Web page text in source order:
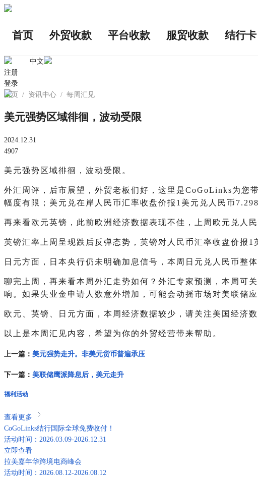
首页 外贸收款 平台收款 服贸收款 结行卡
中文
注册
登录
首页
/ 资讯中心 / 每周汇见
美元强势区域徘徊，波动受限
2024.12.31
4907
美元强势区域徘徊，波动受限。
外汇周评，后市展望，外贸老板们好，这里是CoGoLinks为您
幅度有限；美元兑在岸人民币汇率收盘价报1美元兑人民币
再来看欧元英镑，此前欧洲经济数据表现不佳，上周欧元兑人
英镑汇率上周呈现跌后反弹态势，英镑对人民币汇率收盘价报1
日元方面，日本央行仍未明确加息信号，本周日元兑人民币整
聊完上周，再来看本周外汇走势如何？外汇专家预测，本周可
响。如果失业金申请人数意外增加，可能会动摇市场对美联储
欧元、英镑、日元方面，本周经济数据较少，请关注美国经济
以上是本周汇见内容，希望为你的外贸经营带来帮助。
上一篇： 美元强势走升。非美元货币普遍承压
下一篇： 美联储鹰派降息后，美元走升
福利活动
查看更多
CoGoLinks结行国际全球免费收付！
活动时间：2026.03.09-2026.12.31
立即查看
拉美嘉年华跨境电商峰会
活动时间：2026.08.12-2026.08.12